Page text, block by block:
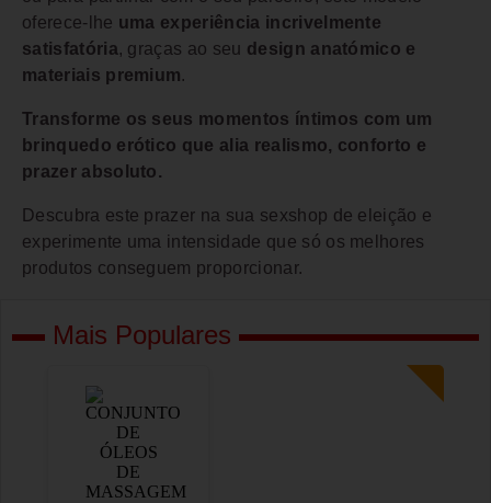
oferece-lhe uma experiência incrivelmente
satisfatória, graças ao seu design anatómico e
materiais premium.
Transforme os seus momentos íntimos com um
brinquedo erótico que alia realismo, conforto e
prazer absoluto.
Descubra este prazer na sua sexshop de eleição e
experimente uma intensidade que só os melhores
produtos conseguem proporcionar.
Mais Populares